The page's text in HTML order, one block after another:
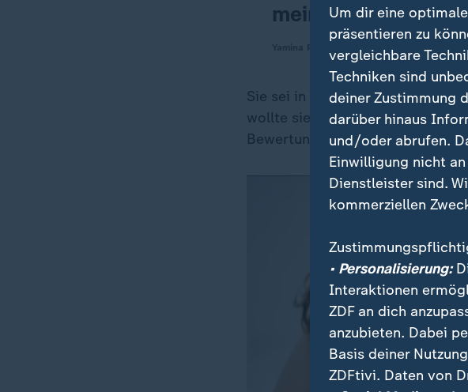
meinem
Yamina Probst, angehende Ärztin
Sie sei in der Situation so
wollte sie ihren Vorgesetzen
Bewertung ihrer Praxisphase
Um dir eine
präsentieren zu
vergleichbare
Techniken sind
deiner Zustimmung
darüber hinaus
und/oder abrufen.
Einwilligung nicht
Dienstleister sind.
kommerziellen
• Personalisierung:
Interaktionen
ZDF an dich
anzubieten. Dabei
Basis deiner
ZDFtivi. Daten von